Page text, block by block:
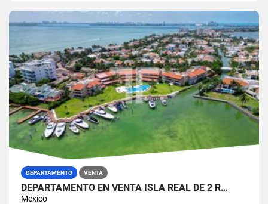
DEPARTAMENTO VENTA
DEPARTAMENTO EN VENTA ISLA REAL DE 2 R…
Mexico